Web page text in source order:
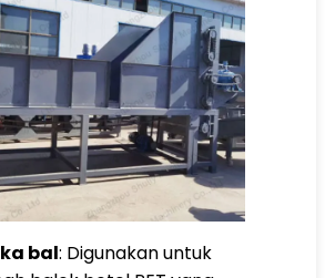
bal: Digunakan untuk